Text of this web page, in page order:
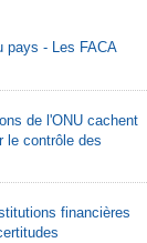
pays - Les FACA
de l'ONU cachent
le contrôle des
financières